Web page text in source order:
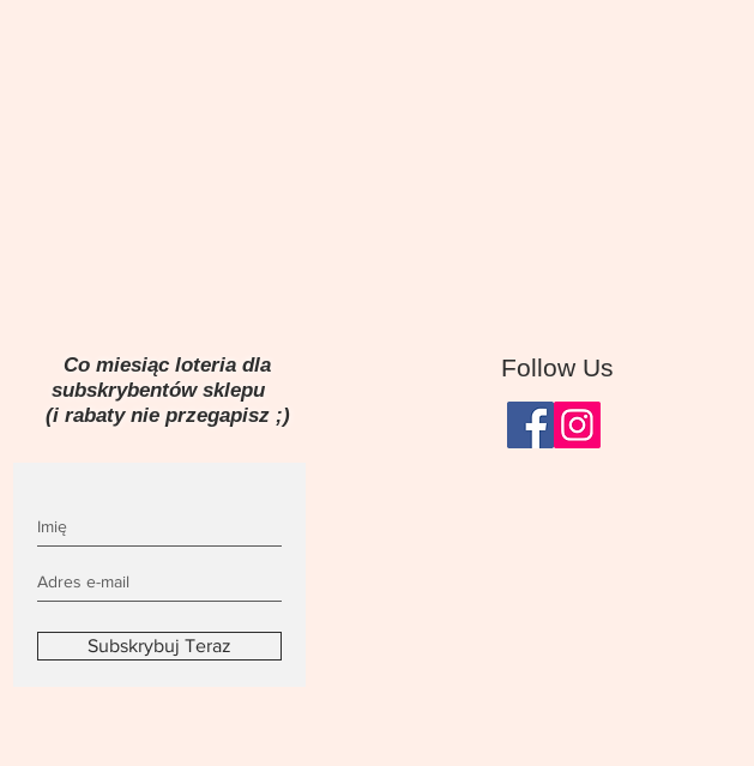
Co miesiąc loteria dla
subskrybentów sklepu
(i rabaty nie przegapisz ;)
Subskrybuj Teraz
Follow Us